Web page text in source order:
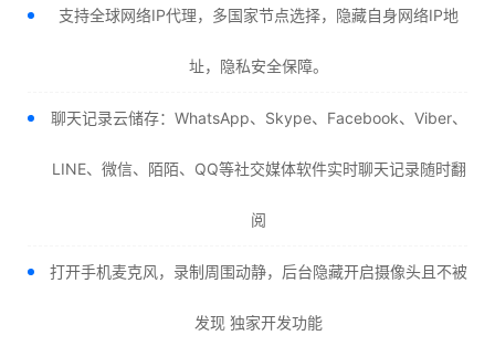
支持全球网络IP代理，多国家节点选择，隐藏自身网络IP地
址，隐私安全保障。
聊天记录云储存：WhatsApp、Skype、Facebook、Viber、
LINE、微信、陌陌、QQ等社交媒体软件实时聊天记录随时翻
阅
打开手机麦克风，录制周围动静，后台隐藏开启摄像头且不被
发现 独家开发功能